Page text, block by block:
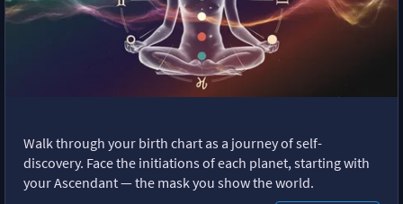
Walk through your birth chart as a journey of self-
discovery. Face the initiations of each planet, starting with
your Ascendant — the mask you show the world.